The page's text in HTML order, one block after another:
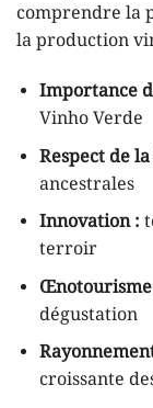
comprendre la
la production
Importance
Vinho Verde
Respect de
ancestrales
Innovation :
terroir
dégustation
croissante